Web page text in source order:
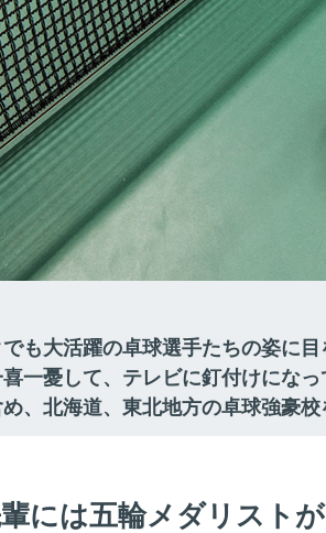
も大活躍の卓球選手たちの姿に
一憂して、テレビに釘付けにな
、北海道、東北地方の卓球強豪校
には五輪メダリスト